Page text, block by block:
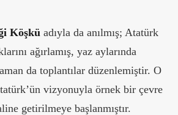
Köşkü adıyla da anılmış; Atatürk
ağırlamış, yaz aylarında
da toplantılar düzenlemiştir. O
vizyonuyla örnek bir çevre
getirilmeye başlanmıştır.